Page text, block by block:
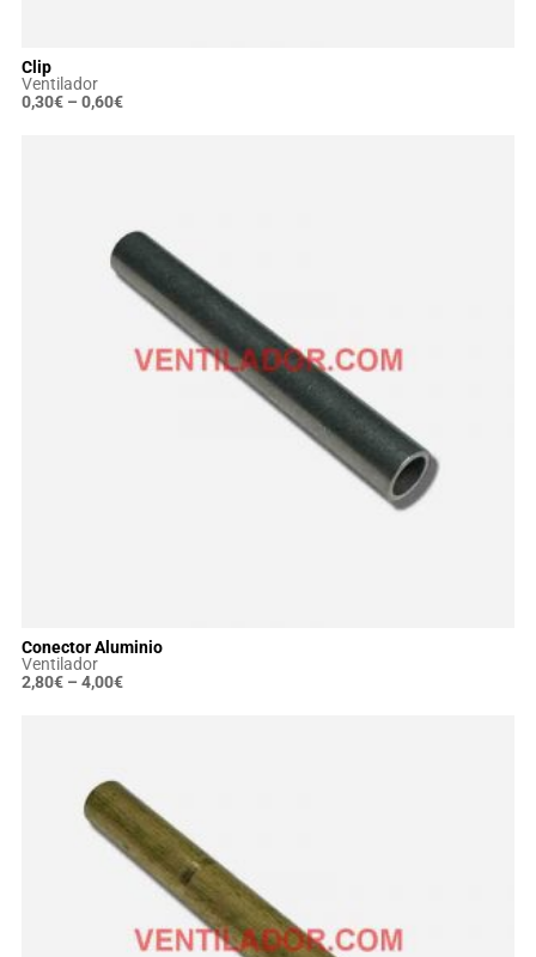
Clip
Ventilador
0,30€– 0,60€
Conector Aluminio
Ventilador
2,80€– 4,00€